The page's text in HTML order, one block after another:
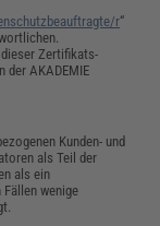
r“
Zertifikats-
der AKADEMIE
Kunden- und
als Teil der
als ein
wenige